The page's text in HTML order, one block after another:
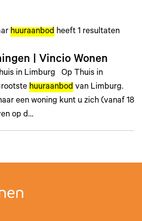
huuraanbod heeft 1 resultaten
| Vincio Wonen
in Limburg Op Thuis in
huuraanbod van Limburg.
een woning kunt u zich (vanaf 18
op d…